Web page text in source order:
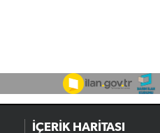
İÇERİK HARİTASI